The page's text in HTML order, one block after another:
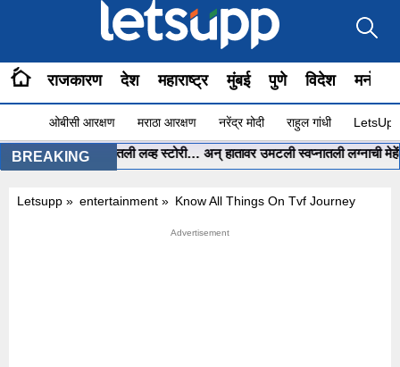
राजकारण देश महाराष्ट्र मुंबई पुणे विदेश
ओबीसी आरक्षण मराठा आरक्षण नरेंद्र मोदी राहुल गांधी
BREAKING
ला सांगितली लव्ह स्टोरी… अन् हातावर उमटली स्वप्नातली लग्नाची मेहेंदी…
Letsupp » entertainment » Know All Things On Tvf Journey